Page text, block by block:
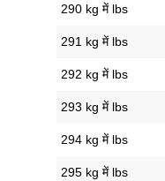
290 kg में lbs
291 kg में lbs
292 kg में lbs
293 kg में lbs
294 kg में lbs
295 kg में lbs